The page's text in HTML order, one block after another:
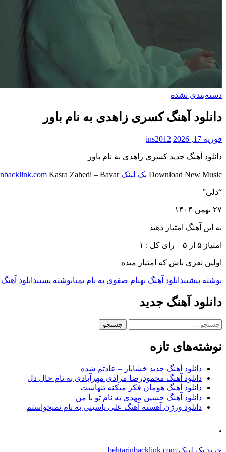
دسته‌بندی نشده
دانلود آهنگ کسری زاهدی به نام باور
فوریه 17, 2026 ins2012
دانلود آهنگ جدید کسری زاهدی به نام باور
Download New Music بک لینک behtarinbacklink.comKasra Zahedi – Bavar
“دلی”
۲۷ بهمن ۱۴۰۴
به این آهنگ امتیاز دهید
امتیاز ۵ از ۵ – رای کل : ۱
اولین نفری باش که امتیاز میده
ناوبری
نوشته
نوشته پیشیندانلود آهنگ بهنام صفوی به نام تمنانوشته پسیندانلود
دانلود آهنگ جدید
جستجو
نوشته‌های تازه
دانلود آهنگ جدید خشایار – عادتم شده
دانلود آهنگ محمودرضا مرادی مهرآبادی به نام حال دل
دانلود آهنگ هومان فکر میکنه تنهاست
دانلود آهنگ حسین مهدی به نام تو با من
دانلود ورژن آهسته آهنگ علی یاسینی به نام نمیخواستم
.